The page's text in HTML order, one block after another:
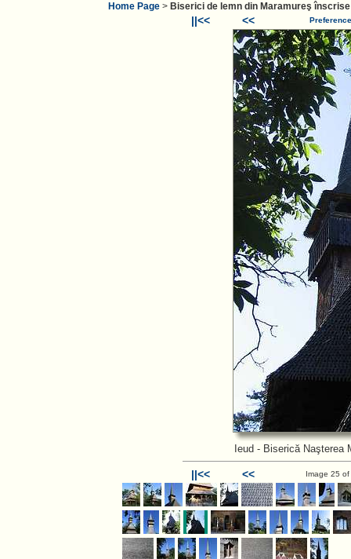
Home Page > Biserici de lemn din Maramureş
||<< <<
Ieud - Biserică
||<< << Image 25 of